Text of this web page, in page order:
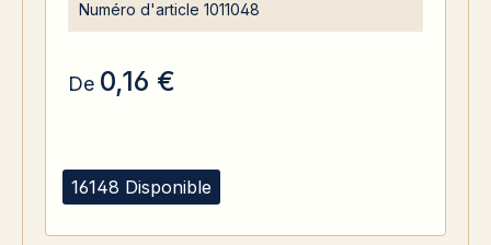
16148 Disponible
Numéro d'article 1011048
De 0,16 €